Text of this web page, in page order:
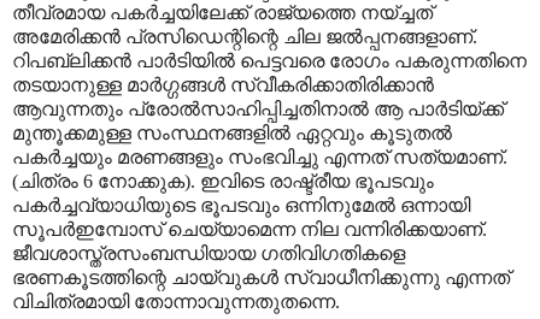
തീവ്രമായ പകർച്ചയിലേക്ക് രാജ്യത്തെ നയ്ച്ചത്
അമേരിക്കൻ പ്രസിഡെന്റിന്റെ ചില ജൽപ്പനങ്ങളാണ്.
റിപബ്ലിക്കൻ പാർടിയിൽ പെട്ടവരെ രോഗം പകരുന്നതിനെ
തടയാനുള്ള മാർഗ്ഗങ്ങൾ സ്വീകരിക്കാതിരിക്കാൻ
ആവുന്നതും പ്രോൽസാഹിപ്പിച്ചതിനാൽ ആ പാർടിയ്ക്ക്
മുന്തൂക്കമുള്ള സംസ്ഥനങ്ങളിൽ ഏറ്റവും കൂടുതൽ
പകർച്ചയും മരണങ്ങളും സംഭവിച്ചു എന്നത് സത്യമാണ്.
(ചിത്രം 6 നോക്കുക). ഇവിടെ രാഷ്ട്രീയ ഭൂപടവും
പകർച്ചവ്യാധിയുടെ ഭൂപടവും ഒന്നിനുമേൽ ഒന്നായി
സൂപർഇമ്പോസ് ചെയ്യാമെന്ന നില വന്നിരിക്കയാണ്.
ജീവശാസ്ത്രസംബന്ധിയായ ഗതിവിഗതികളെ
ഭരണകൂടത്തിന്റെ ചായ്വുകൾ സ്വാധീനിക്കുന്നു എന്നത്
വിചിത്രമായി തോന്നാവുന്നതുതന്നെ.